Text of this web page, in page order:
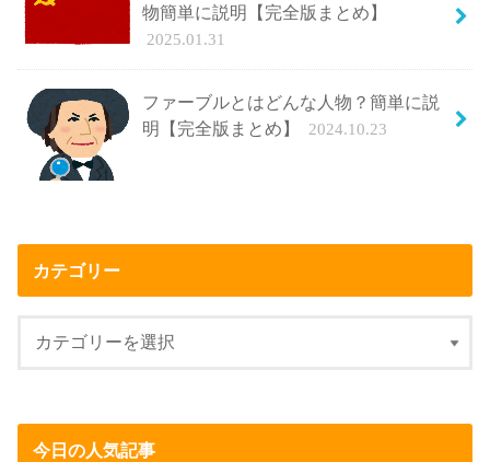
物簡単に説明【完全版まとめ】
2025.01.31
ファーブルとはどんな人物？簡単に説
明【完全版まとめ】
2024.10.23
カテゴリー
今日の人気記事